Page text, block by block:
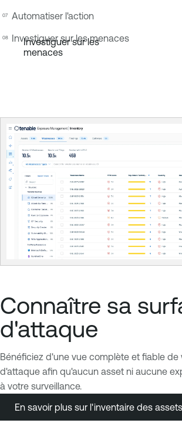
Automatiser l'action
Investiguer sur les menaces
Connaître sa
d'attaque
Bénéficiez d'une vue complète et fiable de
d'attaque afin qu'aucun asset ni aucune
à votre surveillance.
En savoir plus sur l'inventaire des assets